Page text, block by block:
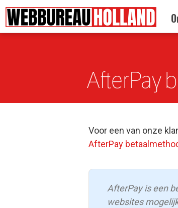
AfterPay
Terug naar: Informatie //
Voor een van onze
AfterPay
AfterPay is een
websites